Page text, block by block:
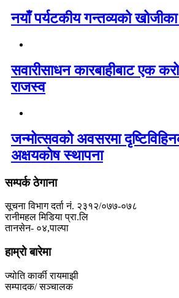
नयाँ पर्यटकीय गन्तव्यको
सवारीसाधन कारबाहीबाट एक
राजस्व
जन्मोत्सवको अवसरमा
अक्षयकोष स्थापना
सम्पर्क ठेगाना
सूचना विभाग दर्ता नं. २३१२/०७७-०७८
रानीमहल मिडिया प्रा.लि
तानसेन- ०४,पाल्पा
हाम्रो बारेमा
ज्योति कार्की रायमाझी
सम्पादक/ सञ्चालक